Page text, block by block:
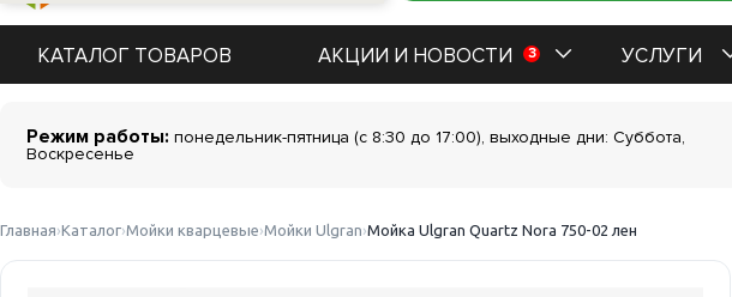
КАТАЛОГ ТОВАРОВ АКЦИИ И НОВОСТИ 3 УСЛУГИ
Режим работы: понедельник-пятница (с 8:30 до 17:00), выходные дни: Суббота,
Воскресенье
Главная Каталог Мойки кварцевые Мойки Ulgran Мойка Ulgran Quartz Nora 750-02 лен